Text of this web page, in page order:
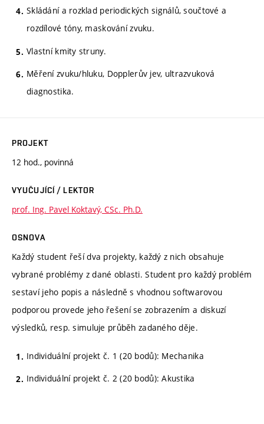
Skládání a rozklad periodických signálů, součtové a
rozdílové tóny, maskování zvuku.
Vlastní kmity struny.
Měření zvuku/hluku, Dopplerův jev, ultrazvuková
diagnostika.
PROJEKT
12 hod., povinná
VYUČUJÍCÍ / LEKTOR
prof. Ing. Pavel Koktavý, CSc. Ph.D.
OSNOVA
Každý student řeší dva projekty, každý z nich obsahuje
vybrané problémy z dané oblasti. Student pro každý problém
sestaví jeho popis a následně s vhodnou softwarovou
podporou provede jeho řešení se zobrazením a diskuzí
výsledků, resp. simuluje průběh zadaného děje.
Individuální projekt č. 1 (20 bodů): Mechanika
Individuální projekt č. 2 (20 bodů): Akustika